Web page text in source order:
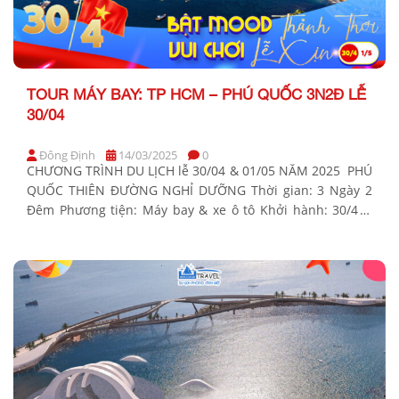
TOUR MÁY BAY: TP HCM – PHÚ QUỐC 3N2Đ LỄ
30/04
Đông Định 14/03/2025 0
CHƯƠNG TRÌNH DU LỊCH lễ 30/04 & 01/05 NĂM 2025 PHÚ
QUỐC THIÊN ĐƯỜNG NGHỈ DƯỠNG Thời gian: 3 Ngày 2
Đêm Phương tiện: Máy bay & xe ô tô Khởi hành: 30/4 &
TOUR […]